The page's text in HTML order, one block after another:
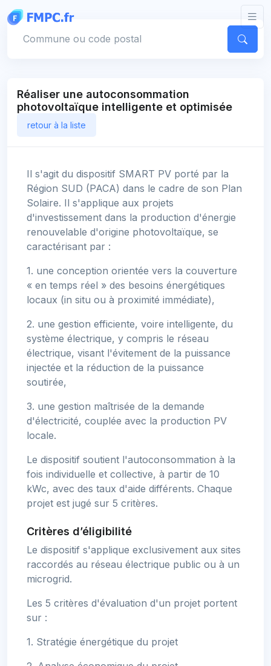
Réaliser une autoconsommation
photovoltaïque intelligente et optimisée
retour à la liste
Il s'agit du dispositif SMART PV porté par la
Région SUD (PACA) dans le cadre de son Plan
Solaire. Il s'applique aux projets
d'investissement dans la production d'énergie
renouvelable d'origine photovoltaïque, se
caractérisant par :
1. une conception orientée vers la couverture
« en temps réel » des besoins énergétiques
locaux (in situ ou à proximité immédiate),
2. une gestion efficiente, voire intelligente, du
système électrique, y compris le réseau
électrique, visant l'évitement de la puissance
injectée et la réduction de la puissance
soutirée,
3. une gestion maîtrisée de la demande
d'électricité, couplée avec la production PV
locale.
Le dispositif soutient l'autoconsommation à la
fois individuelle et collective, à partir de 10
kWc, avec des taux d'aide différents. Chaque
projet est jugé sur 5 critères.
Critères d’éligibilité
Le dispositif s'applique exclusivement aux sites
raccordés au réseau électrique public ou à un
microgrid.
Les 5 critères d'évaluation d'un projet portent
sur :
1. Stratégie énergétique du projet
Panneau de gestion des cookies